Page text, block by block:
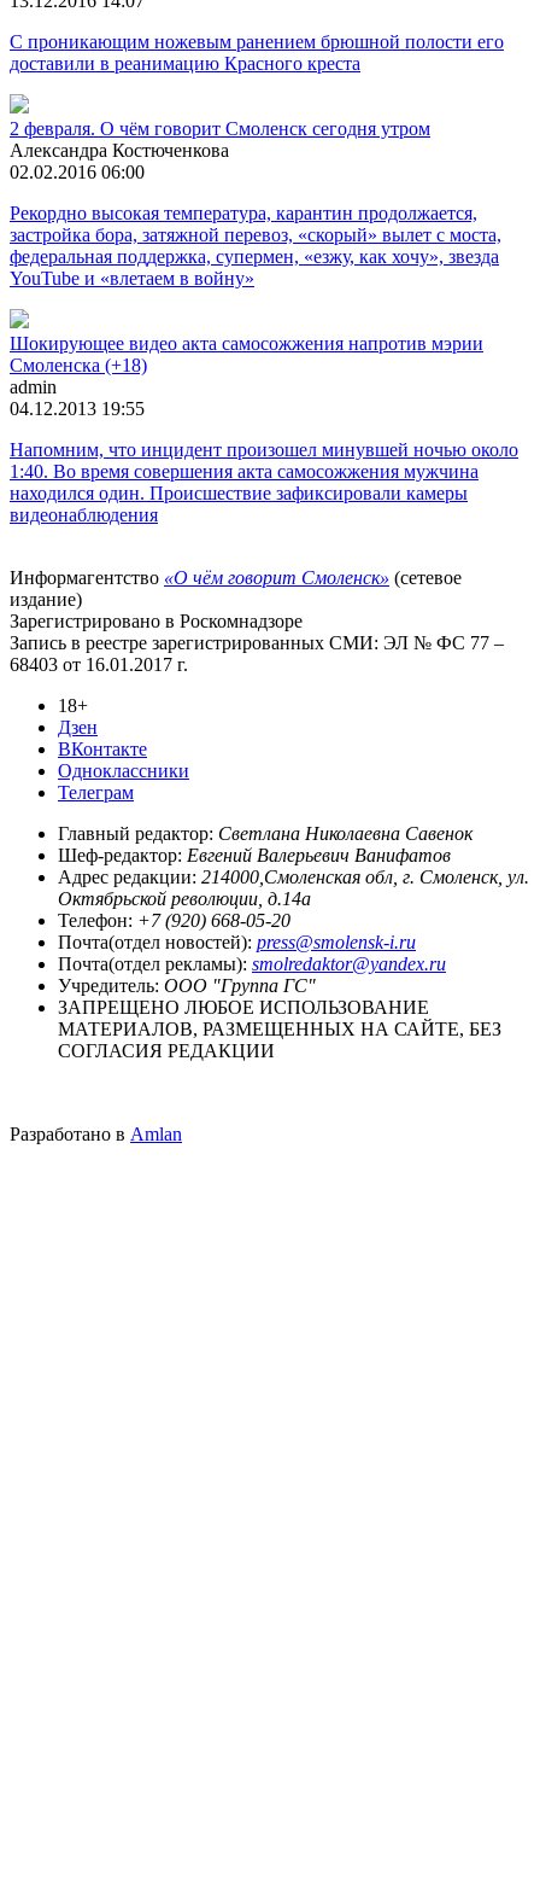
С проникающим ножевым ранением брюшной полости его
доставили в реанимацию Красного креста
2 февраля. О чём говорит Смоленск сегодня утром
Александра Костюченкова
02.02.2016 06:00
Рекордно высокая температура, карантин продолжается,
застройка бора, затяжной перевоз, «скорый» вылет с моста,
федеральная поддержка, супермен, «езжу, как хочу», звезда
YouTube и «влетаем в войну»
Шокирующее видео акта самосожжения напротив мэрии
Смоленска (+18)
admin
04.12.2013 19:55
Напомним, что инцидент произошел минувшей ночью около
1:40. Во время совершения акта самосожжения мужчина
находился один. Происшествие зафиксировали камеры
видеонаблюдения
Информагентство «О чём говорит Смоленск» (сетевое
издание)
Зарегистрировано в Роскомнадзоре
Запись в реестре зарегистрированных СМИ: ЭЛ № ФС 77 –
68403 от 16.01.2017 г.
18+
Дзен
ВКонтакте
Одноклассники
Телеграм
Главный редактор: Светлана Николаевна Савенок
Шеф-редактор: Евгений Валерьевич Ванифатов
Адрес редакции: 214000,Смоленская обл, г. Смоленск, ул.
Октябрьской революции, д.14а
Телефон: +7 (920) 668-05-20
Почта(отдел новостей): press@smolensk-i.ru
Почта(отдел рекламы): smolredaktor@yandex.ru
Учредитель: ООО "Группа ГС"
ЗАПРЕЩЕНО ЛЮБОЕ ИСПОЛЬЗОВАНИЕ
МАТЕРИАЛОВ, РАЗМЕЩЕННЫХ НА САЙТЕ, БЕЗ
СОГЛАСИЯ РЕДАКЦИИ
Разработано в Amlan